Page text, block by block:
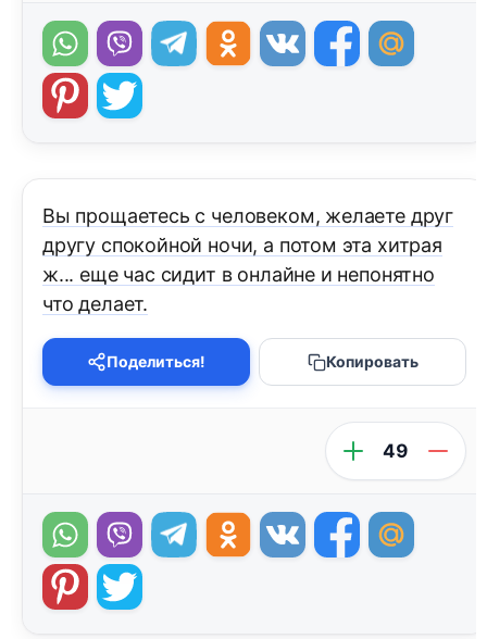
Вы прощаетесь с человеком, желаете друг
другу спокойной ночи, а потом эта хитрая
ж... еще час сидит в онлайне и непонятно
что делает.
Поделиться! Копировать
49